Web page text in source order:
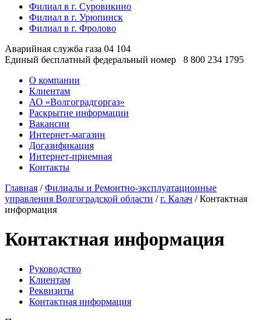
Филиал в г. Суровикино
Филиал в г. Урюпинск
Филиал в г. Фролово
Аварийная служба газа 04 104
Единый бесплатный федеральный номер
8 800 234 1795
О компании
Клиентам
АО «Волгоградгоргаз»
Раскрытие информации
Вакансии
Интернет-магазин
Догазификация
Интернет-приемная
Контакты
Главная /Филиалы и Ремонтно-эксплуатационные
управления Волгоградской области /г. Калач / Контактная
информация
Контактная информация
Руководство
Клиентам
Реквизиты
Контактная информация